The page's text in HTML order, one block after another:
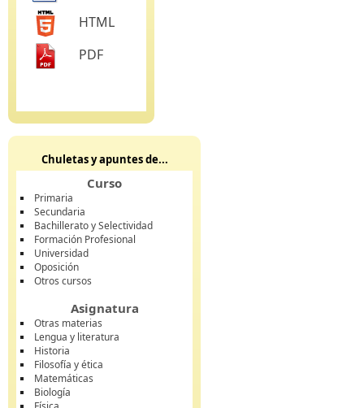
HTML
PDF
Chuletas y apuntes de...
Curso
Primaria
Secundaria
Bachillerato y Selectividad
Formación Profesional
Universidad
Oposición
Otros cursos
Asignatura
Otras materias
Lengua y literatura
Historia
Filosofía y ética
Matemáticas
Biología